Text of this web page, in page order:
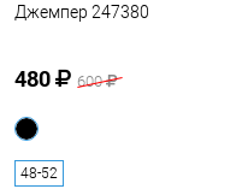
Джемпер 247380
480 600
48-52